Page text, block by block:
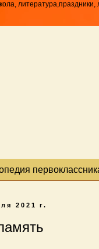
литература,праздники,
2021 г.